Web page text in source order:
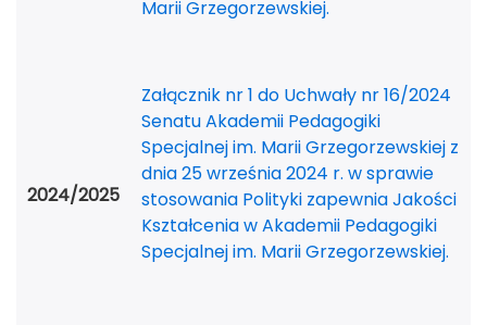
2024/2025
Marii Grzegorzewskiej.
Załącznik nr 1 do Uchwały nr 16/2024
Senatu Akademii Pedagogiki
Specjalnej im. Marii Grzegorzewskiej z
dnia 25 września 2024 r. w sprawie
stosowania Polityki zapewnia Jakości
Kształcenia w Akademii Pedagogiki
Specjalnej im. Marii Grzegorzewskiej.